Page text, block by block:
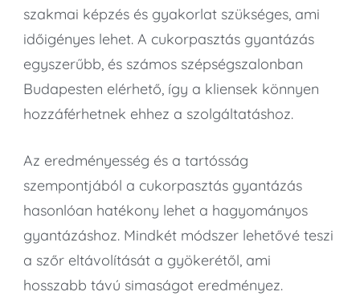
szakmai képzés és gyakorlat szükséges, ami
időigényes lehet. A cukorpasztás gyantázás
egyszerűbb, és számos szépségszalonban
Budapesten elérhető, így a kliensek könnyen
hozzáférhetnek ehhez a szolgáltatáshoz.
Az eredményesség és a tartósság
szempontjából a cukorpasztás gyantázás
hasonlóan hatékony lehet a hagyományos
gyantázáshoz. Mindkét módszer lehetővé teszi
a szőr eltávolítását a gyökerétől, ami
hosszabb távú simaságot eredményez.